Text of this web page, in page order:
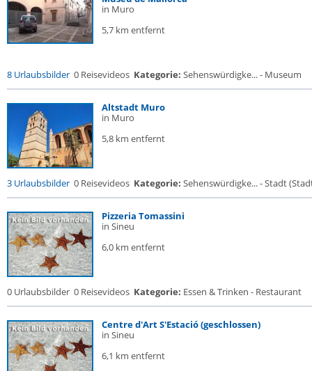
in Muro
5,7 km entfernt
8 Urlaubsbilder 0 Reisevideos Kategorie: Sehenswürdigke... - Museum
Altstadt Muro
in Muro
5,8 km entfernt
3 Urlaubsbilder 0 Reisevideos Kategorie: Sehenswürdigke... - Stadt
Pizzeria Tomassini
in Sineu
6,0 km entfernt
0 Urlaubsbilder 0 Reisevideos Kategorie: Essen & Trinken - Restaurant
Centre d'Art S'Estació (geschlossen)
in Sineu
6,1 km entfernt